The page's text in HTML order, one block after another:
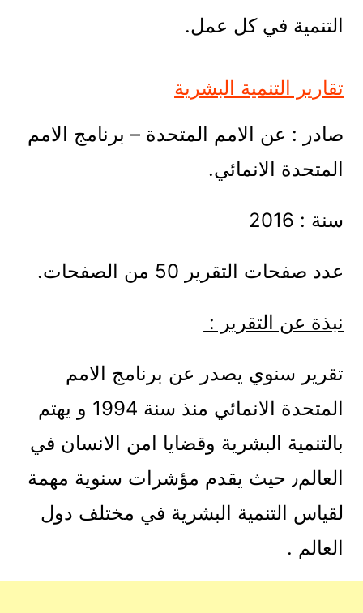
التنمية في كل عمل.
تقارير التنمية البشرية
صادر : عن الامم المتحدة – برنامج الامم
المتحدة الانمائي.
سنة : 2016
عدد صفحات التقرير 50 من الصفحات.
نبذة عن التقرير :
تقرير سنوي يصدر عن برنامج الامم
المتحدة الانمائي منذ سنة 1994 و يهتم
بالتنمية البشرية وقضايا امن الانسان في
العالم٫ حيث يقدم مؤشرات سنوية مهمة
لقياس التنمية البشرية في مختلف دول
العالم .